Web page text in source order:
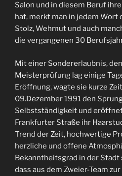
Salon und in diesem Beruf
hat, merkt man in jedem
Stolz, Wehmut und auch
die vergangenen 30
Mit einer Sondererlaubnis,
Meisterprüfung lag einige
Eröffnung, wagte sie kurze
09.Dezember 1991 den
Selbstständigkeit und
Frankfurter Straße ihr
Trend der Zeit, hochwertige
herzliche und offene
Bekanntheitsgrad in der Stadt
dass aus dem Zweier-Team